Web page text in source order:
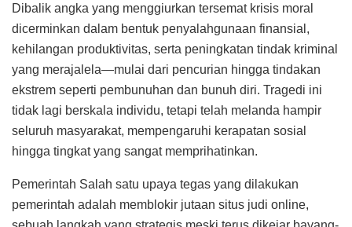
Dibalik angka yang menggiurkan tersemat krisis moral
dicerminkan dalam bentuk penyalahgunaan finansial,
kehilangan produktivitas, serta peningkatan tindak kriminal
yang merajalela—mulai dari pencurian hingga tindakan
ekstrem seperti pembunuhan dan bunuh diri. Tragedi ini
tidak lagi berskala individu, tetapi telah melanda hampir
seluruh masyarakat, mempengaruhi kerapatan sosial
hingga tingkat yang sangat memprihatinkan.
Pemerintah Salah satu upaya tegas yang dilakukan
pemerintah adalah memblokir jutaan situs judi online,